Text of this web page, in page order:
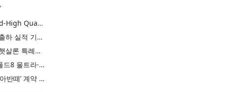
L&F Achieves Record-High Quarterly Shipments, Begins LFP Supply for North American ESS in Q3 Advancing its Two-Track NCM and LFP Growth Strategy
엘앤에프, 분기 최대 출하 실적 기록… 3분기 북미 ESS향 LFP 공급 착수 NCM+LFP ‘2-Track’ 성장 전략 실현
IBK기업은행 ‘i-ONE 햇살론 특례보증’ 출시
삼성전자, ‘갤럭시 Z 폴드8 울트라·폴드8·플립8’과 ‘갤럭시 워치 울트라2·워치9’ 국내 공식 출시
현대자동차 ‘디 올 뉴 아반떼’ 계약 첫날 1만 대 돌파